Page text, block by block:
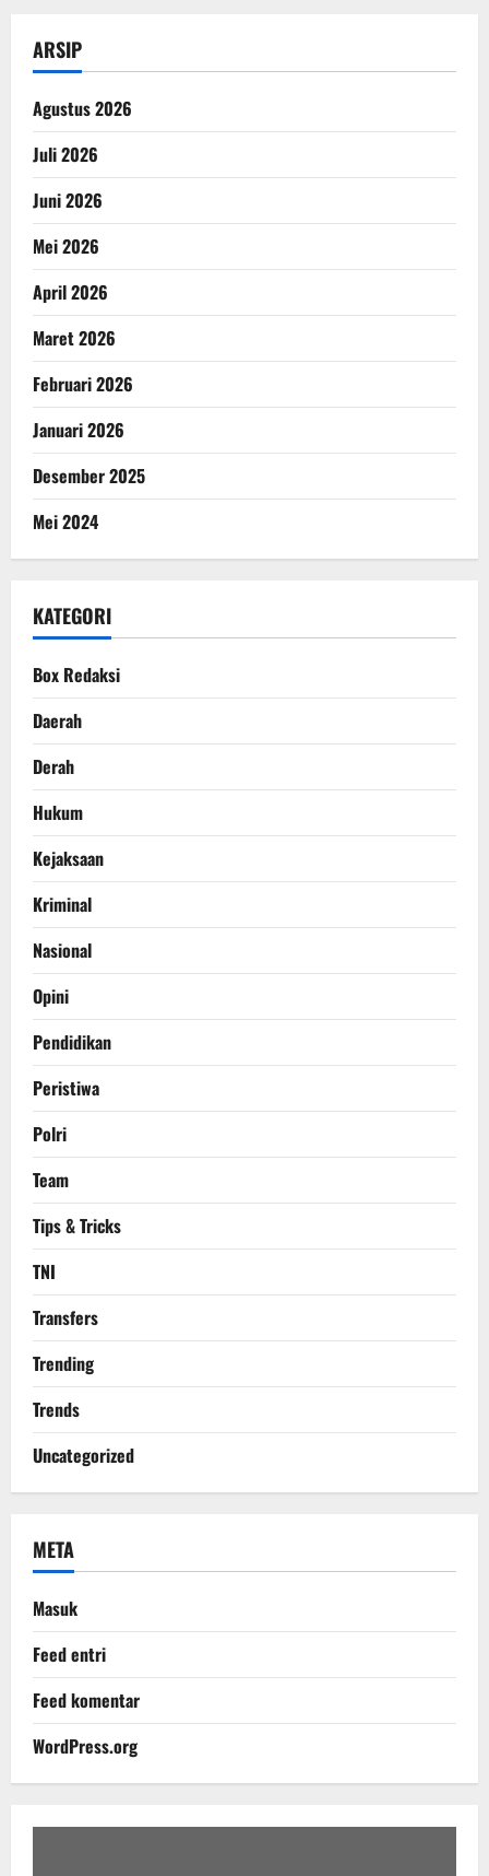
ARSIP
Agustus 2026
Juli 2026
Juni 2026
Mei 2026
April 2026
Maret 2026
Februari 2026
Januari 2026
Desember 2025
Mei 2024
KATEGORI
Box Redaksi
Daerah
Derah
Hukum
Kejaksaan
Kriminal
Nasional
Opini
Pendidikan
Peristiwa
Polri
Team
Tips & Tricks
TNI
Transfers
Trending
Trends
Uncategorized
META
Masuk
Feed entri
Feed komentar
WordPress.org